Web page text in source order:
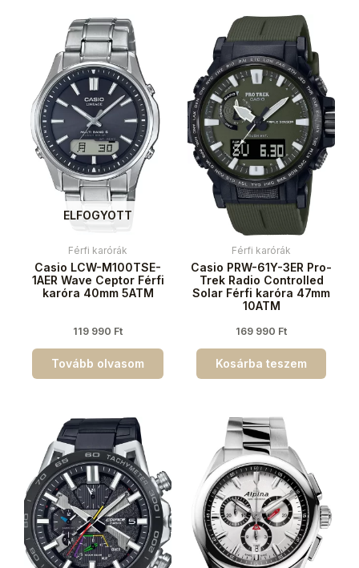
ELFOGYOTT
Férfi karórák
Casio LCW-M100TSE-
1AER Wave Ceptor Férfi
karóra 40mm 5ATM
119 990 Ft
Tovább olvasom
Férfi karórák
Casio PRW-61Y-3ER Pro-
Trek Radio Controlled
Solar Férfi karóra 47mm
10ATM
169 990 Ft
Kosárba teszem